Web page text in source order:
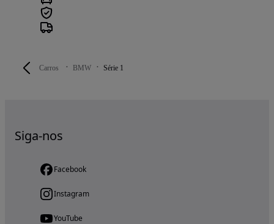
Carros BMW Série 1
Siga-nos
Facebook
Instagram
YouTube